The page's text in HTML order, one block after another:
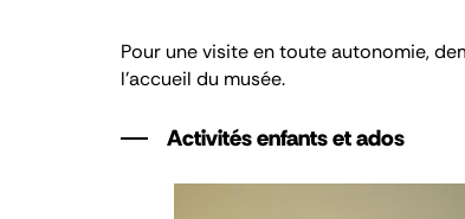
Pour une visite en toute autonomie,
l’accueil du musée.
Activités enfants et ados